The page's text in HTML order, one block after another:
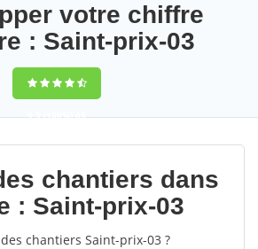
votre chiffre
: Saint-prix-03
9,5(100%)65
votes
chantiers dans
: Saint-prix-03
chantiers Saint-prix-03 ?